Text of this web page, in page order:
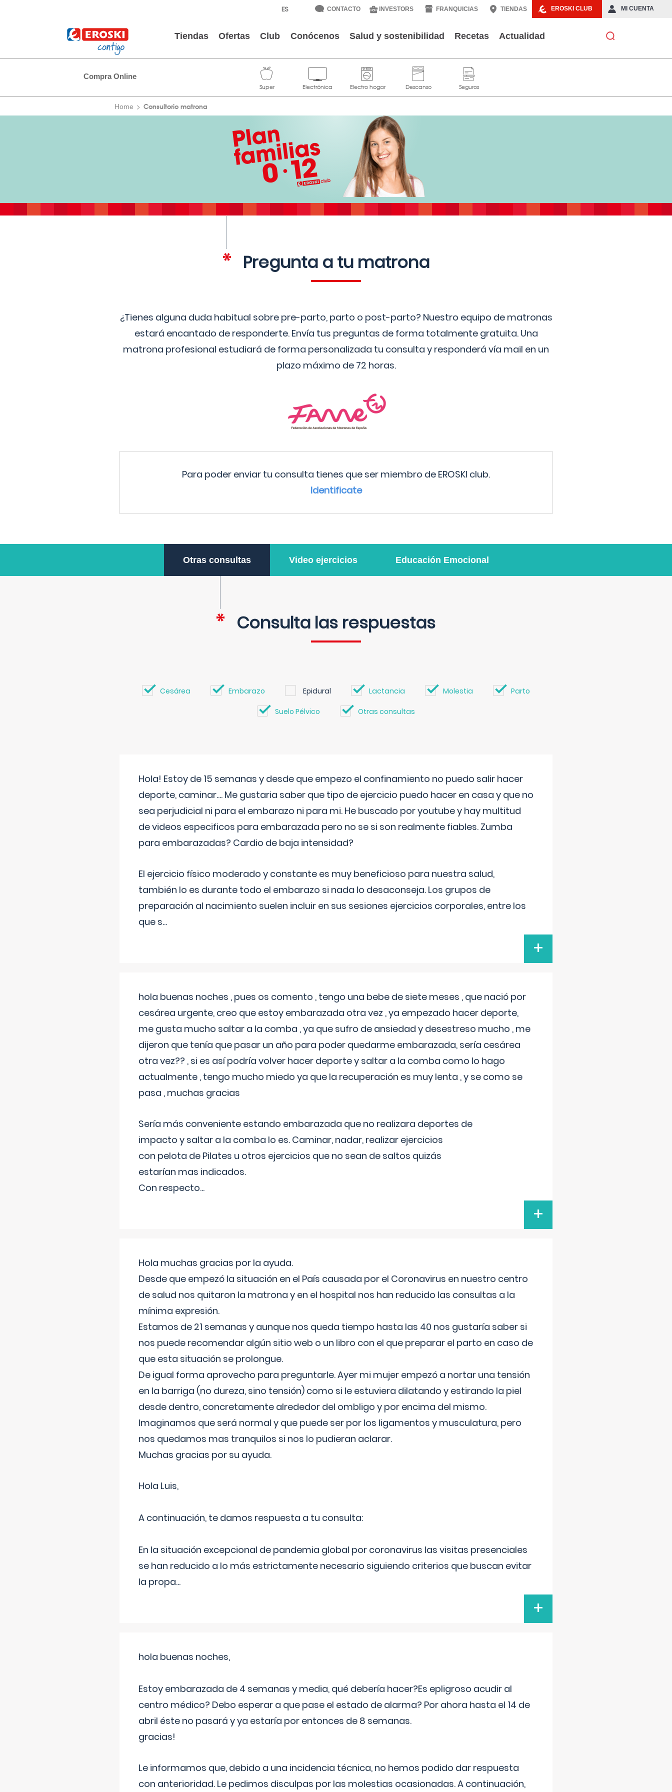
EROSKI CLUB MI CUENTA
CONTACTO INVESTORS FRANQUICIAS TIENDAS
Tiendas Ofertas Club Conócenos Salud y sostenibilidad Recetas Actualidad
Compra Online
Home Consultorio matrona
Pregunta a tu matrona
¿Tienes alguna duda habitual sobre pre-parto, parto o post-parto? Nuestro equipo de matronas
estará encantado de responderte. Envía tus preguntas de forma totalmente gratuita. Una
matrona profesional estudiará de forma personalizada tu consulta y responderá vía mail en un
plazo máximo de 72 horas.
Para poder enviar tu consulta tienes que ser miembro de EROSKI club.
Identificate
Otras consultas Video ejercicios Educación Emocional
Consulta las respuestas
Cesárea Embarazo Epidural Lactancia Molestia Parto
Suelo Pélvico Otras consultas
Hola! Estoy de 15 semanas y desde que empezo el confinamiento no puedo salir hacer
deporte, caminar.... Me gustaria saber que tipo de ejercicio puedo hacer en casa y que no
sea perjudicial ni para el embarazo ni para mi. He buscado por youtube y hay multitud
de videos especificos para embarazada pero no se si son realmente fiables. Zumba
para embarazadas? Cardio de baja intensidad?
El ejercicio físico moderado y constante es muy beneficioso para nuestra salud,
también lo es durante todo el embarazo si nada lo desaconseja. Los grupos de
preparación al nacimiento suelen incluir en sus sesiones ejercicios corporales, entre los
que s...
+
hola buenas noches , pues os comento , tengo una bebe de siete meses , que nació por
cesárea urgente, creo que estoy embarazada otra vez , ya empezado hacer deporte,
me gusta mucho saltar a la comba , ya que sufro de ansiedad y desestreso mucho , me
dijeron que tenía que pasar un año para poder quedarme embarazada, sería cesárea
otra vez?? , si es así podría volver hacer deporte y saltar a la comba como lo hago
actualmente , tengo mucho miedo ya que la recuperación es muy lenta , y se como se
pasa , muchas gracias
Sería más conveniente estando embarazada que no realizara deportes de
impacto y saltar a la comba lo es. Caminar, nadar, realizar ejercicios
con pelota de Pilates u otros ejercicios que no sean de saltos quizás
estarían mas indicados.
Con respecto...
+
Hola muchas gracias por la ayuda.
Desde que empezó la situación en el País causada por el Coronavirus en nuestro centro
de salud nos quitaron la matrona y en el hospital nos han reducido las consultas a la
mínima expresión.
Estamos de 21 semanas y aunque nos queda tiempo hasta las 40 nos gustaría saber si
nos puede recomendar algún sitio web o un libro con el que preparar el parto en caso de
que esta situación se prolongue.
De igual forma aprovecho para preguntarle. Ayer mi mujer empezó a nortar una tensión
en la barriga (no dureza, sino tensión) como si le estuviera dilatando y estirando la piel
desde dentro, concretamente alrededor del ombligo y por encima del mismo.
Imaginamos que será normal y que puede ser por los ligamentos y musculatura, pero
nos quedamos mas tranquilos si nos lo pudieran aclarar.
Muchas gracias por su ayuda.
Hola Luis,
A continuación, te damos respuesta a tu consulta:
En la situación excepcional de pandemia global por coronavirus las visitas presenciales
se han reducido a lo más estrictamente necesario siguiendo criterios que buscan evitar
la propa...
+
hola buenas noches,
Estoy embarazada de 4 semanas y media, qué debería hacer?Es epligroso acudir al
centro médico? Debo esperar a que pase el estado de alarma? Por ahora hasta el 14 de
abril éste no pasará y ya estaría por entonces de 8 semanas.
gracias!
Le informamos que, debido a una incidencia técnica, no hemos podido dar respuesta
con anterioridad. Le pedimos disculpas por las molestias ocasionadas. A continuación,